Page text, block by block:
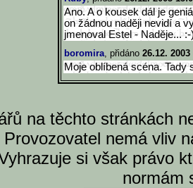
Ano. A o kousek dál je
on žádnou naději nevidí a
jmenoval Estel - Naděje... :-
boromira, přidáno 26.12. 2003
Moje oblíbená scéna. Tady
na těchto stránkách
nemá vliv
si však právo
normám